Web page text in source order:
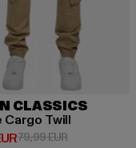
CLASSICS
Cargo Twill
Preis: 32,00 EUR
79,99 EURAktionspreis: